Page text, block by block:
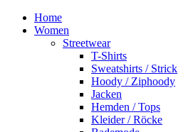
Home
Women
Streetwear
T-Shirts
Sweatshirts / Strick
Hoody / Ziphoody
Jacken
Hemden / Tops
Kleider / Röcke